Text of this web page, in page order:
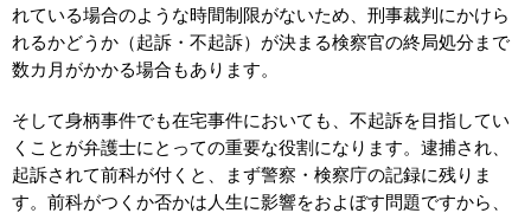
れている場合のような時間制限がないため、刑事裁判にかけら
れるかどうか（起訴・不起訴）が決まる検察官の終局処分まで
数カ月がかかる場合もあります。
そして身柄事件でも在宅事件においても、不起訴を目指してい
くことが弁護士にとっての重要な役割になります。逮捕され、
起訴されて前科が付くと、まず警察・検察庁の記録に残りま
す。前科がつくか否かは人生に影響をおよぼす問題ですから、